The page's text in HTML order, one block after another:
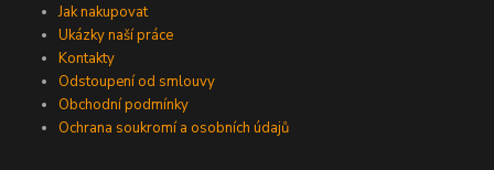
Jak nakupovat
Ukázky naší práce
Kontakty
Odstoupení od smlouvy
Obchodní podmínky
Ochrana soukromí a osobních údajů